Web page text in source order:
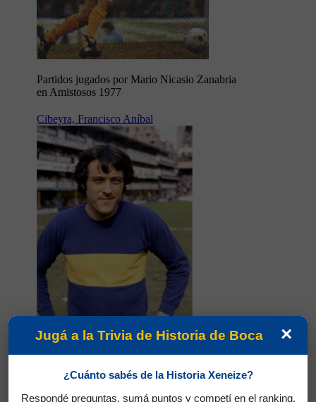
Partidos jugados por Mario Nicasio Zanabria
en Amistosos 1977
Cibeyra, Francisco Aníbal
Partidos jugados por Francisco Aníbal
Cibeyra en Amistosos 1977
×
Jugá a la Trivia de Historia de Boca
¿Cuánto sabés de la Historia Xeneize?
Respondé preguntas, sumá puntos y competí en el ranking.